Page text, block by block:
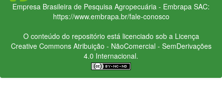
Empresa Brasileira de Pesquisa Agropecuária - Embrapa SAC:
https://www.embrapa.br/fale-conosco
O conteúdo do repositório está licenciado sob a Licença
Creative CommonsAtribuição - NãoComercial - SemDerivações
4.0 Internacional.